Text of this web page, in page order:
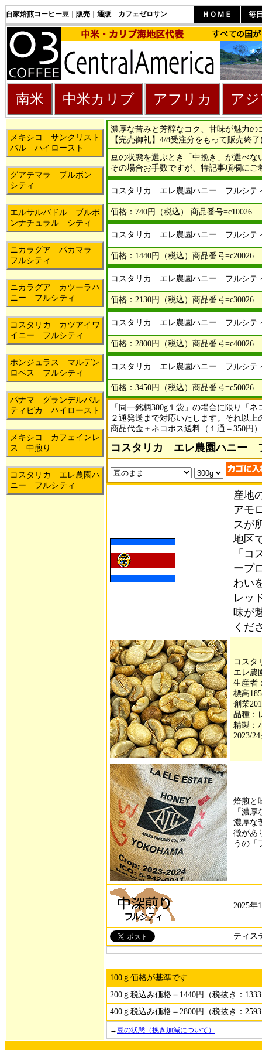
自家焙煎コーヒー豆｜販売｜通販 カフェゼロサン 毎
ＨＯＭＥ
南米 中米カリブ アフリカ ア
メキシコ サンクリスト
バル ハイロースト
グアテマラ ブルボン
シティ
エルサルバドル ブルボ
ンナチュラル シティ
ニカラグア パカマラ
フルシティ
ニカラグア カツーラハ
ニー フルシティ
コスタリカ カツアイワ
イニー フルシティ
ホンジュラス マルデン
ロペス フルシティ
パナマ グランデルバル
ティピカ ハイロースト
メキシコ カフェインレ
ス 中煎り
コスタリカ エレ農園ハ
ニー フルシティ
濃厚な苦みと芳醇なコク、甘味が魅力
【完売御礼】4/8受注分をもって販売終
豆の状態を選ぶとき「中挽き」が選べ
その場合お手数ですが、特記事項欄に
コスタリカ エレ農園ハニー フルシテ
価格：740円（税込） 商品番号=c10026
コスタリカ エレ農園ハニー フルシテ
価格：1440円（税込）商品番号=c20026
コスタリカ エレ農園ハニー フルシテ
価格：2130円（税込）商品番号=c30026
コスタリカ エレ農園ハニー フルシテ
価格：2800円（税込）商品番号=c40026
コスタリカ エレ農園ハニー フルシテ
価格：3450円（税込）商品番号=c50026
「同一銘柄300g１袋」の場合に限り「
２通発送まで対応いたします。それ以
商品代金＋ネコポス送料（１通＝350円
コスタリカ エレ農園ハニー
産地
アモ
スが
地区
「
ープ
わい
レッ
味が
くだ
コスタ
エレ農
生産者
標高
創業
品種：
精製：
2023/
焙煎と
「濃
濃厚な
徴があ
うの「
2025年
ティ
100ｇ価格が基準です
200ｇ税込み価格＝1440円（税抜き：
400ｇ税込み価格＝2800円（税抜き：
→豆の状態（挽き加減について）